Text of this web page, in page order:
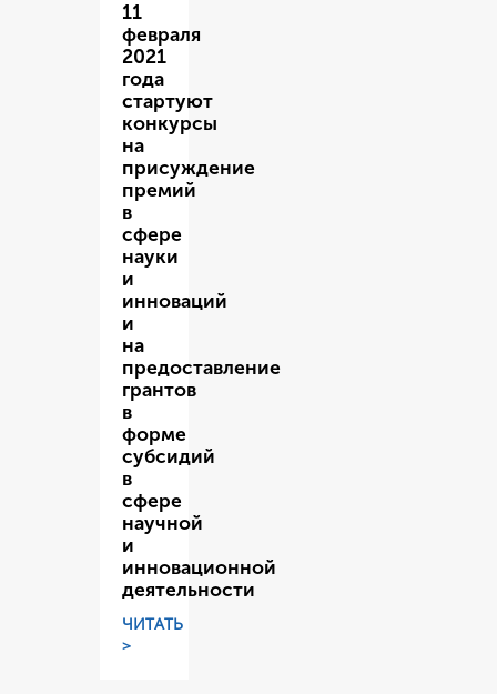
11
февраля
2021
года
стартуют
конкурсы
на
присуждение
премий
в
сфере
науки
и
инноваций
и
на
предоставление
грантов
в
форме
субсидий
в
сфере
научной
и
инновационной
деятельности
ЧИТАТЬ
>